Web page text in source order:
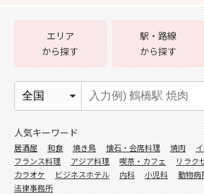
エリア
から探す
駅・路線
から探す
人気キーワード
居酒屋 和食 焼き鳥 懐石・会席料理 焼肉
フランス料理
アジア料理 喫茶・カフェ リラク
カラオケ
ビジネスホテル 内科 小児科 動物病
法律事務所